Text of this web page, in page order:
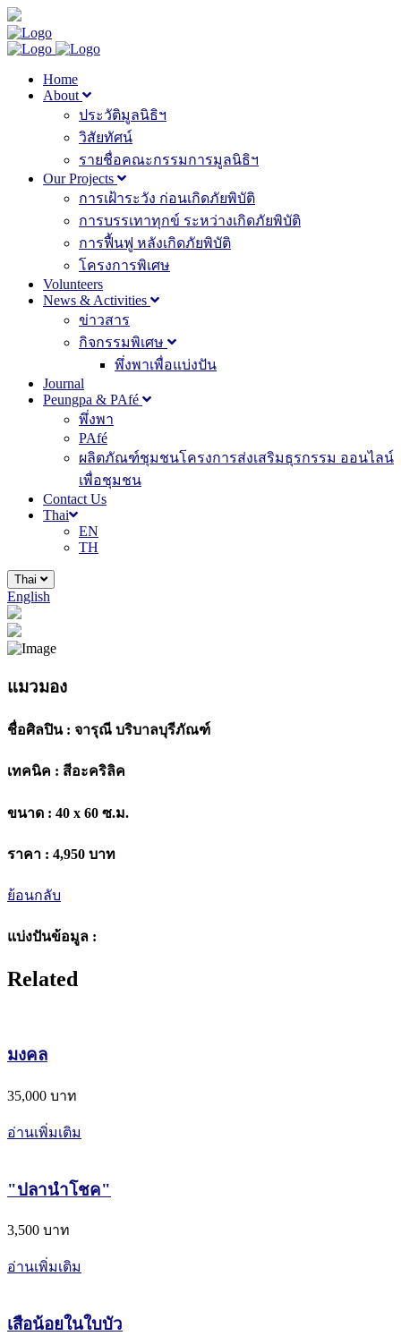
Home
About
ประวัติมูลนิธิฯ
วิสัยทัศน์
รายชื่อคณะกรรมการมูลนิธิฯ
Our Projects
การเฝ้าระวัง ก่อนเกิดภัยพิบัติ
การบรรเทาทุกข์ ระหว่างเกิดภัยพิบัติ
การฟื้นฟู หลังเกิดภัยพิบัติ
โครงการพิเศษ
Volunteers
News & Activities
ข่าวสาร
กิจกรรมพิเศษ
พึ่งพาเพื่อแบ่งปัน
Journal
Peungpa & PAfé
พึ่งพา
PAfé
ผลิตภัณฑ์ชุมชนโครงการส่งเสริมธุรกรรม ออนไลน์
เพื่อชุมชน
Contact Us
Thai
EN
TH
Thai
English
แมวมอง
ชื่อศิลปิน : จารุณี บริบาลบุรีภัณฑ์
เทคนิค : สีอะคริลิค
ขนาด : 40 x 60 ซ.ม.
ราคา : 4,950 บาท
ย้อนกลับ
แบ่งปันข้อมูล :
Related
มงคล
35,000 บาท
อ่านเพิ่มเติม
"ปลานำโชค"
3,500 บาท
อ่านเพิ่มเติม
เสือน้อยในใบบัว